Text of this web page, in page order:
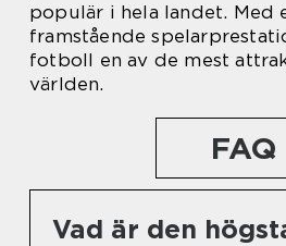
populär i hela landet. Med
framstående
fotboll en av de mest
världen.
FAQ
Vad är den